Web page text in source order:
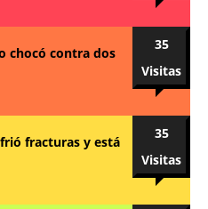
chocó contra dos
35
Visitas
fracturas y está
35
Visitas